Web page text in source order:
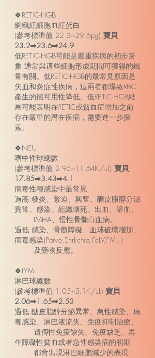
🍀RETIC-HGB
網織紅細胞血紅蛋白
(參考標準值:22.3~29.6pg) 寶貝
23.2➡23.6➡24.9
低RETIC-HGB可能是嚴重疾病的初步跡
象 通常與這些細胞形成期間可獲得的鐵
量有關。低RETIC-HGB的最常見原因是
失血和炎症性疾病，這兩者都導致RBC
產生的鐵可用性降低。低RETIC-HGB結
果可能表明在RETIC或貧血症增加之前
存在嚴重的潛在疾病，需要進一步探
索。
🍀NEU
嗜中性球總數
(參考標準值:2.95~11.64K/uL) 寶貝
17.85➡3.43➡4.1
病毒性種感染中最常見
過高:發炎、緊迫、興奮、醣皮脂醇分泌
異常、感染、組織壞死、出血、溶血、
IMHA、慢性骨髓白血病。
過低:感染、骨髓障礙、血球破壞增加、
病毒感染(Parvo,Ehrlichia,FeLV,FIV…)
及藥物反應。
🍀LYM
淋巴球總數
(參考標準值:1.05~5.1K/uL) 寶貝
2.06➡1.65➡2.53
過低:醣皮脂醇分泌異常、急性感染、病
毒感染、淋巴液流失、免疫抑制治療、
遺傳性免疫缺失。免疫缺乏、再
生障礙性貧血或者急性感染病的初期
都會出現淋巴細胞減少的表現